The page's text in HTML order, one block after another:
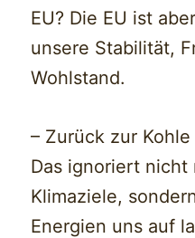
EU? Die EU ist
unsere Stabilität,
Wohlstand.
– Zurück zur
Das ignoriert
Klimaziele,
Energien uns auf